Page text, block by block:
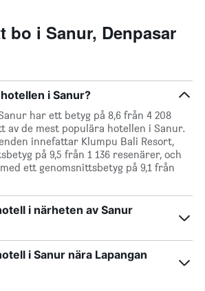
bo i Sanur, Denpasar
i Sanur?
har ett betyg på 8,6 från 4 208
av de mest populära hotellen i Sanur.
innefattar Klumpu Bali Resort,
på 9,5 från 1 136 resenärer, och
ett genomsnittsbetyg på 9,1 från
i närheten av Sanur
i Sanur nära Lapangan